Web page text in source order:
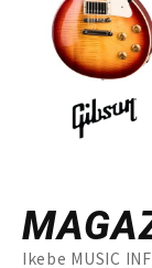
Ikebe MUSIC